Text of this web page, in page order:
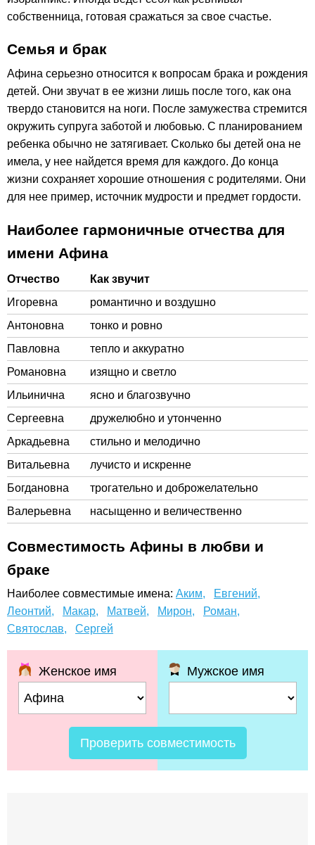
собственница, готовая сражаться за свое счастье.
Семья и брак
Афина серьезно относится к вопросам брака и рождения
детей. Они звучат в ее жизни лишь после того, как она
твердо становится на ноги. После замужества стремится
окружить супруга заботой и любовью. С планированием
ребенка обычно не затягивает. Сколько бы детей она не
имела, у нее найдется время для каждого. До конца
жизни сохраняет хорошие отношения с родителями. Они
для нее пример, источник мудрости и предмет гордости.
Наиболее гармоничные отчества для
имени Афина
Отчество
Как звучит
Игоревна
романтично и воздушно
Антоновна
тонко и ровно
Павловна
тепло и аккуратно
Романовна
изящно и светло
Ильинична
ясно и благозвучно
Сергеевна
дружелюбно и утонченно
Аркадьевна
стильно и мелодично
Витальевна
лучисто и искренне
Богдановна
трогательно и доброжелательно
Валерьевна
насыщенно и величественно
Совместимость Афины в любви и
браке
Наиболее совместимые имена: Аким,
Евгений,
Леонтий,
Макар, Матвей, Мирон,
Роман,
Святослав,
Сергей
Женское имя Мужское имя
Проверить совместимость